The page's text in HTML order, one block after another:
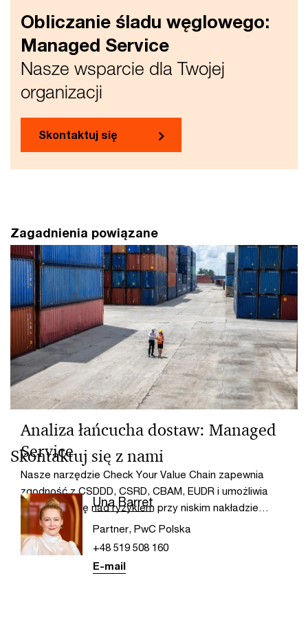
Obliczanie śladu węglowego:
Managed Service
Nasze wsparcie dla Twojej
organizacji
Skontaktuj się
Zagadnienia powiązane
Analiza łańcucha dostaw: Managed
Service
Nasze narzędzie Check Your Value Chain zapewnia
zgodność z CSDDD, CSRD, CBAM, EUDR i umożliwia
pełną kontrolę nad ryzykiem przy niskim nakładzie
zasobów.
Skontaktuj się z nami
Una Barret
Partner, PwC Polska
+48 519 508 160
E-mail